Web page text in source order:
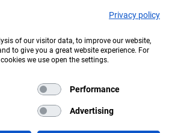
Bedeckt
Privacy policy
of our visitor data, to improve our website,
to give you a great website experience. For
we use open the settings.
Performance
Advertising